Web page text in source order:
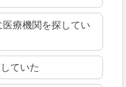
療機関を探してい
ていた